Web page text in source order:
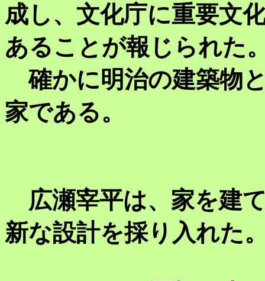
成し、文化庁に重要文
あることが報じられた
確かに明治の建築物
家である。
広瀬宰平は、家を建
新な設計を採り入れた